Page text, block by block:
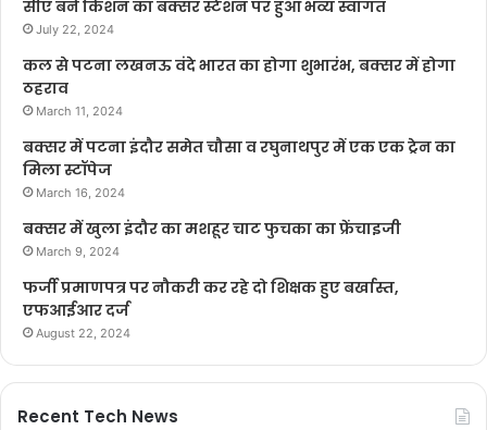
सीए बने किशन का बक्सर स्टेशन पर हुआ भव्य स्वागत
July 22, 2024
कल से पटना लखनऊ वंदे भारत का होगा शुभारंभ, बक्सर में होगा
ठहराव
March 11, 2024
बक्सर में पटना इंदौर समेत चौसा व रघुनाथपुर में एक एक ट्रेन का
मिला स्टॉपेज
March 16, 2024
बक्सर में खुला इंदौर का मशहूर चाट फुचका का फ्रेंचाइजी
March 9, 2024
फर्जी प्रमाणपत्र पर नौकरी कर रहे दो शिक्षक हुए बर्खास्त,
एफआईआर दर्ज
August 22, 2024
Recent Tech News